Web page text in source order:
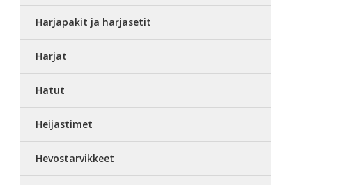
Harjapakit ja harjasetit
Harjat
Hatut
Heijastimet
Hevostarvikkeet